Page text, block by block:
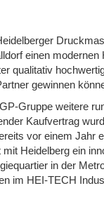
einen
qualitativ
gewinnen
Gruppe weitere
Kaufvertrag
vor einem Jahr
Heidelberg ein
in der
im HEI-TECH